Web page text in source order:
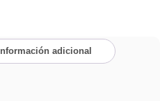
Información adicional